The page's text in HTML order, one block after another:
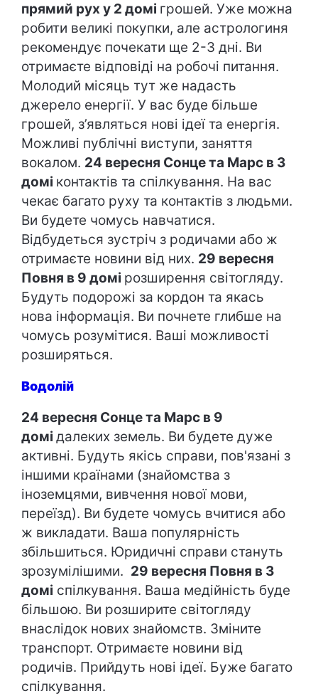
прямий рух у 2 домі грошей. Уже можна
робити великі покупки, але астрологиня
рекомендує почекати ще 2-3 дні. Ви
отримаєте відповіді на робочі питання.
Молодий місяць тут же надасть
джерело енергії. У вас буде більше
грошей, з’являться нові ідеї та енергія.
Можливі публічні виступи, заняття
вокалом. 24 вересня Сонце та Марс в 3
домі контактів та спілкування. На вас
чекає багато руху та контактів з людьми.
Ви будете чомусь навчатися.
Відбудеться зустріч з родичами або ж
отримаєте новини від них. 29 вересня
Повня в 9 домі розширення світогляду.
Будуть подорожі за кордон та якась
нова інформація. Ви почнете глибше на
чомусь розумітися. Ваші можливості
розширяться.
Водолій
24 вересня Сонце та Марс в 9
домі далеких земель. Ви будете дуже
активні. Будуть якісь справи, пов'язані з
іншими країнами (знайомства з
іноземцями, вивчення нової мови,
переїзд). Ви будете чомусь вчитися або
ж викладати. Ваша популярність
збільшиться. Юридичні справи стануть
зрозумілішими. 29 вересня Повня в 3
домі спілкування. Ваша медійність буде
більшою. Ви розширите світогляду
внаслідок нових знайомств. Зміните
транспорт. Отримаєте новини від
родичів. Прийдуть нові ідеї. Буже багато
спілкування.